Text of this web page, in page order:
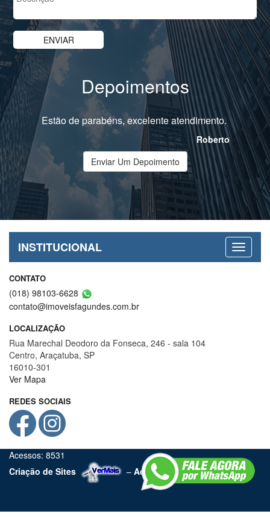
Depoimentos
Estão de parabéns, excelente atendimento.
Roberto
Enviar Um Depoimento
INSTITUCIONAL
CONTATO
(018) 98103-6628
contato@imoveisfagundes.com.br
LOCALIZAÇÃO
Rua Marechal Deodoro da Fonseca, 246 - sala 104
Centro, Araçatuba, SP
16010-301
Ver Mapa
REDES SOCIAIS
Acessos: 8531
Criação de Sites
– Admin